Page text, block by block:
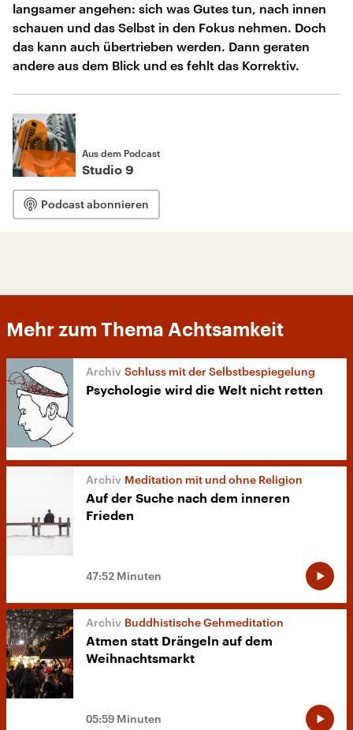
langsamer angehen: sich was Gutes tun, nach innen
schauen und das Selbst in den Fokus nehmen. Doch
das kann auch übertrieben werden. Dann geraten
andere aus dem Blick und es fehlt das Korrektiv.
Aus dem Podcast
Studio 9
Podcast abonnieren
Mehr zum Thema Achtsamkeit
Schluss mit der Selbstbespiegelung
Psychologie wird die Welt nicht retten
Meditation mit und ohne Religion
Auf der Suche nach dem inneren
Frieden
47:52 Minuten
Buddhistische Gehmeditation
Atmen statt Drängeln auf dem
Weihnachtsmarkt
05:59 Minuten